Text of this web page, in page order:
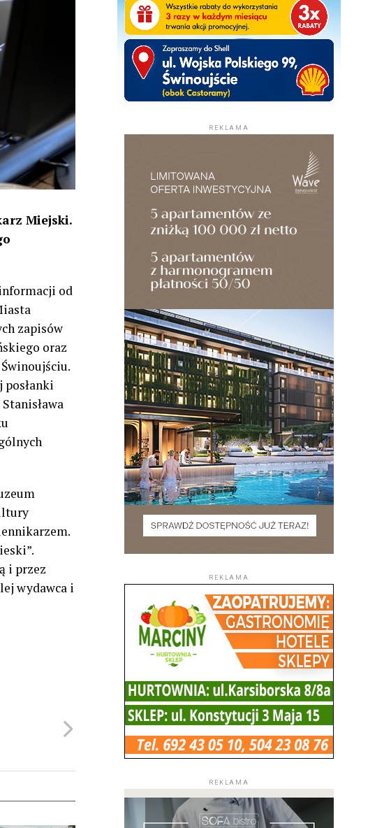
Miejski.
od
zapisów
oraz
i przez
wydawca i
REKLAMA
REKLAMA
REKLAMA